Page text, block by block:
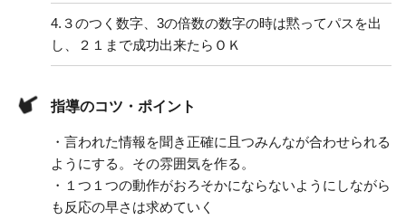
4. ３のつく数字、3の倍数の数字の時は黙ってパスを出
し、２１まで成功出来たらＯＫ
指導のコツ・ポイント
・言われた情報を聞き正確に且つみんなが合わせられる
ようにする。その雰囲気を作る。
・１つ１つの動作がおろそかにならないようにしながら
も反応の早さは求めていく